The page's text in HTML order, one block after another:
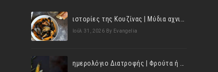
Ιούλ 31, 2026 By Evangelia